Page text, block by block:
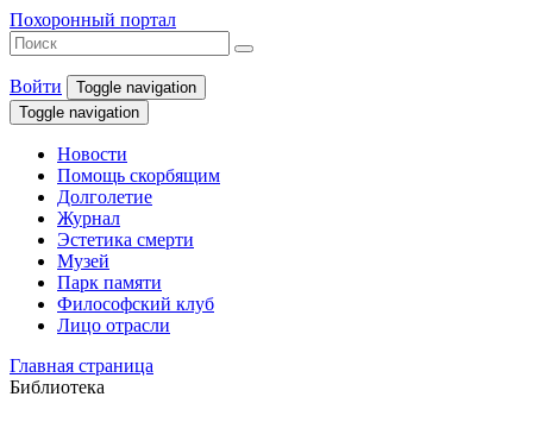
Похоронный портал
Войти
Toggle navigation
Toggle navigation
Новости
Помощь скорбящим
Долголетие
Журнал
Эстетика смерти
Музей
Парк памяти
Философский клуб
Лицо отрасли
Главная страница
Библиотека